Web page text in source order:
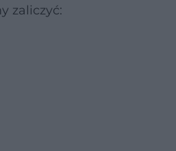
zaliczyć: